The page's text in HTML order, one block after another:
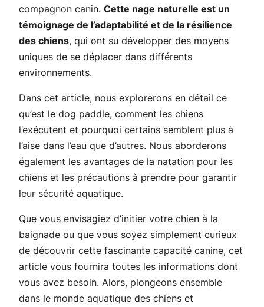
compagnon canin. Cette nage naturelle est un
témoignage de l’adaptabilité et de la résilience
des chiens, qui ont su développer des moyens
uniques de se déplacer dans différents
environnements.
Dans cet article, nous explorerons en détail ce
qu’est le dog paddle, comment les chiens
l’exécutent et pourquoi certains semblent plus à
l’aise dans l’eau que d’autres. Nous aborderons
également les avantages de la natation pour les
chiens et les précautions à prendre pour garantir
leur sécurité aquatique.
Que vous envisagiez d’initier votre chien à la
baignade ou que vous soyez simplement curieux
de découvrir cette fascinante capacité canine, cet
article vous fournira toutes les informations dont
vous avez besoin. Alors, plongeons ensemble
dans le monde aquatique des chiens et